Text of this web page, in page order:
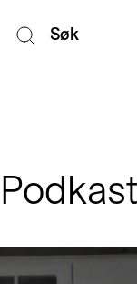
Søk